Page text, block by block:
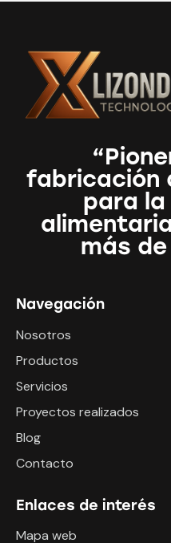
fabricación
para
más
Navegación
Nosotros
Productos
Servicios
Proyectos realizados
Blog
Contacto
Enlaces de interés
Mapa web